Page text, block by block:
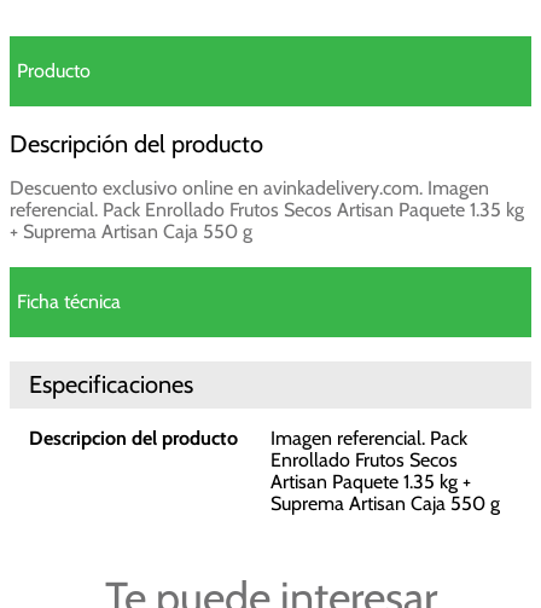
Producto
Descripción del producto
Descuento exclusivo online en avinkadelivery.com. Imagen
referencial. Pack Enrollado Frutos Secos Artisan Paquete 1.35 kg
+ Suprema Artisan Caja 550 g
Ficha técnica
Especificaciones
Descripcion del producto
Imagen referencial. Pack
Enrollado Frutos Secos
Artisan Paquete 1.35 kg +
Suprema Artisan Caja 550 g
Te puede interesar